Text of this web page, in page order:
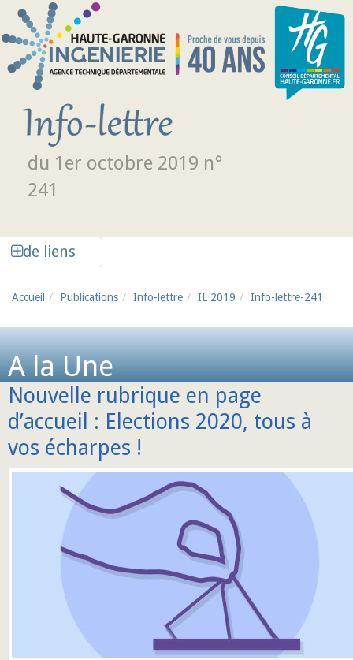
Aller au contenu principal
du 1er octobre 2019 n°
241
de liens
Accueil Publications Info-lettre IL 2019 Info-lettre-241
A la Une
Nouvelle rubrique en page
d’accueil : Elections 2020, tous à
vos écharpes !